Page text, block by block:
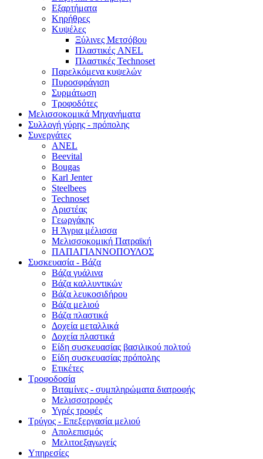
Εξαρτήματα
Κηρήθρες
Κυψέλες
Ξύλινες Μετσόβου
Πλαστικές ANEL
Πλαστικές Technoset
Παρελκόμενα κυψελών
Πυροσφράγιση
Συρμάτωση
Τροφοδότες
Μελισσοκομικά Μηχανήματα
Συλλογή γύρης - πρόπολης
Συνεργάτες
ANEL
Beevital
Bougas
Karl Jenter
Steelbees
Technoset
Αριστέας
Γεωργάκης
Η Άγρια μέλισσα
Μελισσοκομική Πατραϊκή
ΠΑΠΑΓΙΑΝΝΟΠΟΥΛΟΣ
Συσκευασία - Βάζα
Βάζα γυάλινα
Βάζα καλλυντικών
Βάζα λευκοσιδήρου
Βάζα μελιού
Βάζα πλαστικά
Δοχεία μεταλλικά
Δοχεία πλαστικά
Είδη συσκευασίας βασιλικού πολτού
Είδη συσκευασίας πρόπολης
Ετικέτες
Τροφοδοσία
Βιταμίνες - συμπληρώματα διατροφής
Μελισσοτροφές
Υγρές τροφές
Τρύγος - Επεξεργασία μελιού
Απολεπισμός
Μελιτοεξαγωγείς
Υπηρεσίες